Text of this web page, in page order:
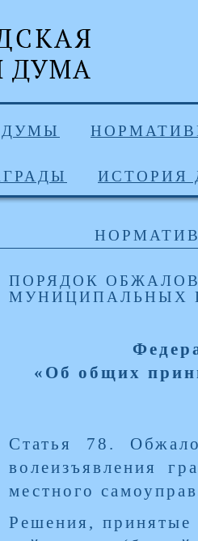
ДУМЫ
ИСТОРИЯ
ПОРЯДОК
МУНИЦИПАЛЬНЫХ
«Об общих
Статья 78.
волеизъявления
местного
Решения, принятые